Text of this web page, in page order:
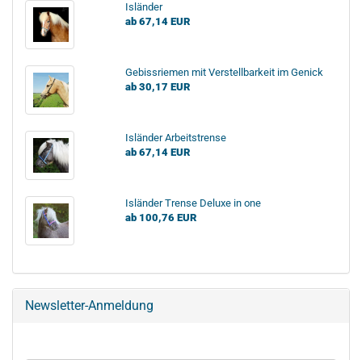
Isländer
ab 67,14 EUR
Gebissriemen mit Verstellbarkeit im Genick
ab 30,17 EUR
Isländer Arbeitstrense
ab 67,14 EUR
Isländer Trense Deluxe in one
ab 100,76 EUR
Newsletter-Anmeldung